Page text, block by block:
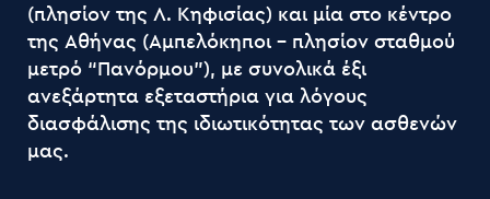
(πλησίον της Λ. Κηφισίας) και μία στο κέντρο
της Αθήνας (Αμπελόκηποι – πλησίον σταθμού
μετρό “Πανόρμου”), με συνολικά έξι
ανεξάρτητα εξεταστήρια για λόγους
διασφάλισης της ιδιωτικότητας των ασθενών
μας.